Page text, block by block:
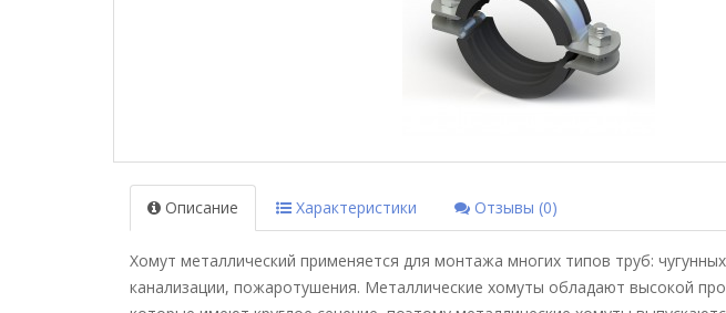
Описание Характеристики Отзывы (0)
Хомут металлический применяется для монтажа многих типов труб:
канализации, пожаротушения. Металлические хомуты обладают высокой